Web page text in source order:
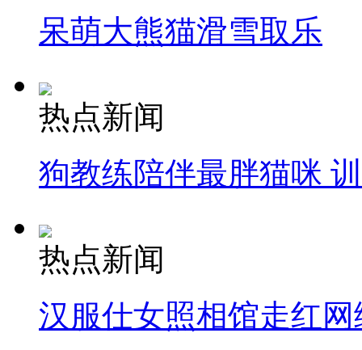
呆萌大熊猫滑雪取乐
热点新闻
狗教练陪伴最胖猫咪
热点新闻
汉服仕女照相馆走红网